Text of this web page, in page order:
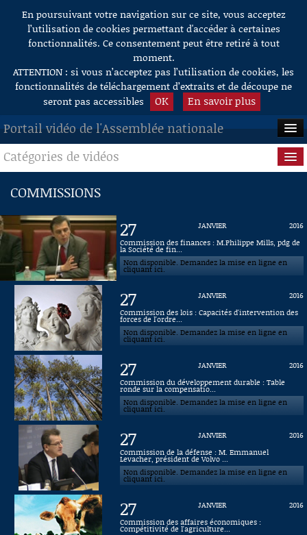
Aller au contenu
En poursuivant votre navigation sur ce site, vous acceptez
l’utilisation de cookies permettant d'accéder à certaines
fonctionnalités. Ce consentement peut être retiré à tout
moment.
ATTENTION : si vous n’acceptez pas l’utilisation de cookies, les
fonctionnalités de téléchargement d’extraits et de découpe ne
seront pas accessibles
OK En savoir plus
Portail vidéo de l'Assemblée nationale
ACCUEIL
EN DIRECT
À LA DEMANDE
RECHERCHE
AIDE À LA DÉCOUPE
DE VIDÉOS
Catégories de vidéos
Questions au Gouvernement
Commissions
Présidence
Évènements
Connaissance, Histoire
Autres
COMMISSIONS
27 JANVIER
2016
Commission des finances : M.Philippe Mills, pdg de
la Société de fin...
Non disponible. Demandez la mise en ligne en
cliquant ici.
27 JANVIER
2016
Commission des lois : Capacités d'intervention des
forces de l'ordre...
Non disponible. Demandez la mise en ligne en
cliquant ici.
27 JANVIER
2016
Commission du développement durable : Table
ronde sur la compensatio...
Non disponible. Demandez la mise en ligne en
cliquant ici.
27 JANVIER
2016
Commission de la défense : M. Emmanuel
Levacher, président de Volvo ...
Non disponible. Demandez la mise en ligne en
cliquant ici.
27 JANVIER
2016
Commission des affaires économiques :
Compétitivité de l'agriculture...